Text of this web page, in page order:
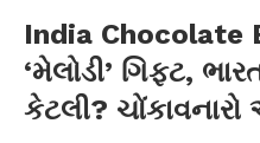
India Chocolate
‘મેલોડી’ ગિફ્ટ,
કેટલી?